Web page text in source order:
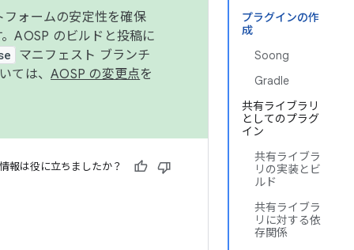
プラグインの作
成
Soong
Gradle
共有ライブラリ
としてのプラグ
イン
共有ライブラ
リの実装とビ
ルド
共有ライブラ
リに対する依
存関係
ォームの安定性を確保
AOSP のビルドと投稿に
マニフェスト ブランチ
ては、 AOSP の変更点を
報は役に立ちましたか？